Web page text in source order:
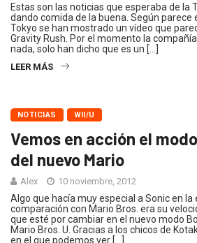
Estas son las noticias que esperaba de la
dando comida de la buena. Según parece
Tokyo se han mostrado un vídeo que
Gravity Rush. Por el momento la
nada, solo han dicho que es un […]
LEER MÁS
NOTICIAS WII/U
Vemos en acción el
del nuevo Mario
Alex 10 noviembre, 2012
Algo que hacía muy especial a Sonic en la
comparación con Mario Bros. era su
que esté por cambiar en el nuevo modo
Mario Bros. U. Gracias a los chicos de
en el que podemos ver […]